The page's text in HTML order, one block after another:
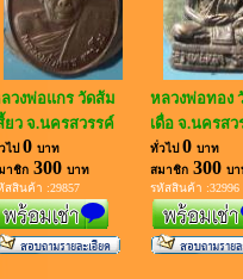
วงพ่อแกร วัดส้ม
ยว จ.นครสวรรค์
ไป 0 บาท
าชิก300 บาท
สสินค้า :29857
หลวงพ่อทอง
เดื่อ จ.นครสว
ทั่วไป 0 บาท
สมาชิก300 บา
รหัสสินค้า :32996